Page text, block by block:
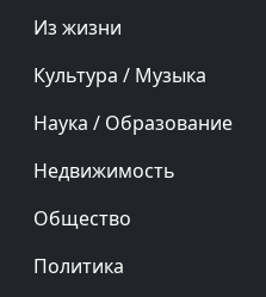
Из жизни
Культура / Музыка
Наука / Образование
Недвижимость
Общество
Политика